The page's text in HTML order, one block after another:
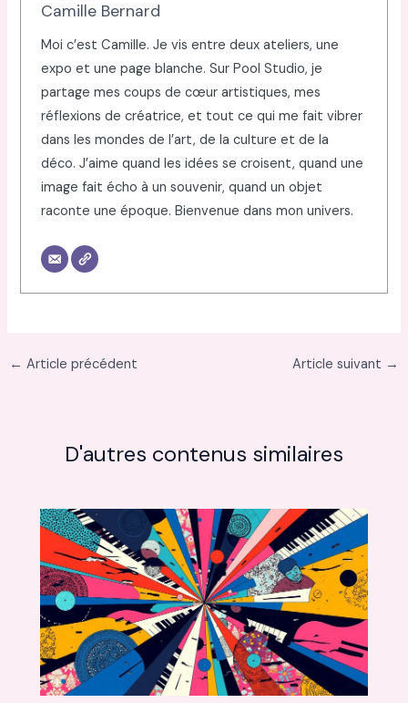
Camille Bernard
Moi c’est Camille. Je vis entre deux ateliers, une
expo et une page blanche. Sur Pool Studio, je
partage mes coups de cœur artistiques, mes
réflexions de créatrice, et tout ce qui me fait vibrer
dans les mondes de l’art, de la culture et de la
déco. J’aime quand les idées se croisent, quand une
image fait écho à un souvenir, quand un objet
raconte une époque. Bienvenue dans mon univers.
← Article précédent Article suivant →
D'autres contenus similaires